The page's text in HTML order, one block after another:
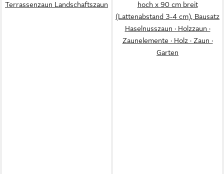
Terrassenzaun Landschaftszaun
hoch x 90 cm breit
(Lattenabstand 3-4 cm), Bausatz
Haselnusszaun · Holzzaun ·
Zaunelemente · Holz · Zaun ·
Garten